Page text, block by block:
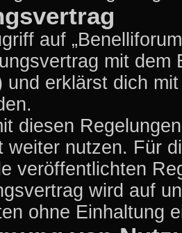
auf
mit dem
und erklärst dich
diesen
weiter nutzen. Für
veröffentlichten
wird auf
ohne Einhaltung